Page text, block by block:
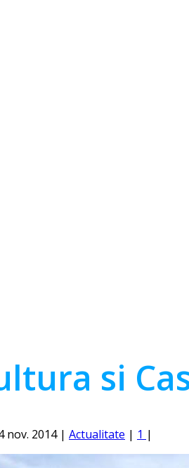
si
nov. 2014| Actualitate | 1 |